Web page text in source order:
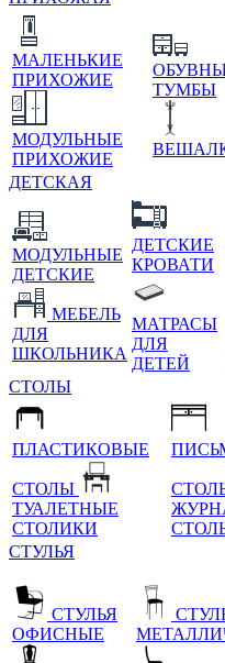
МАЛЕНЬКИЕ
ПРИХОЖИЕ
МОДУЛЬНЫЕ
ПРИХОЖИЕ
ТУМБЫ
ДЕТСКАЯ
МОДУЛЬНЫЕ
ДЕТСКИЕ
МЕБЕЛЬ
ДЛЯ
ШКОЛЬНИКА
ДЕТСКИЕ
КРОВАТИ
МАТРАСЫ
ДЛЯ
ДЕТЕЙ
СТОЛЫ
ПЛАСТИКОВЫЕ
СТОЛЫ
ТУАЛЕТНЫЕ
СТОЛИКИ
СТУЛЬЯ
СТУЛЬЯ
ОФИСНЫЕ